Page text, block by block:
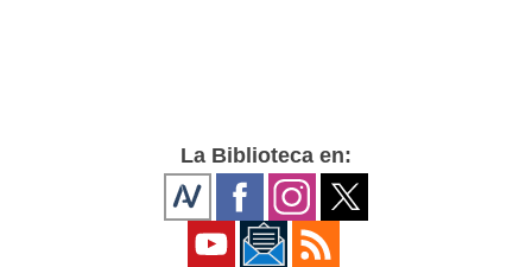
La Biblioteca en: